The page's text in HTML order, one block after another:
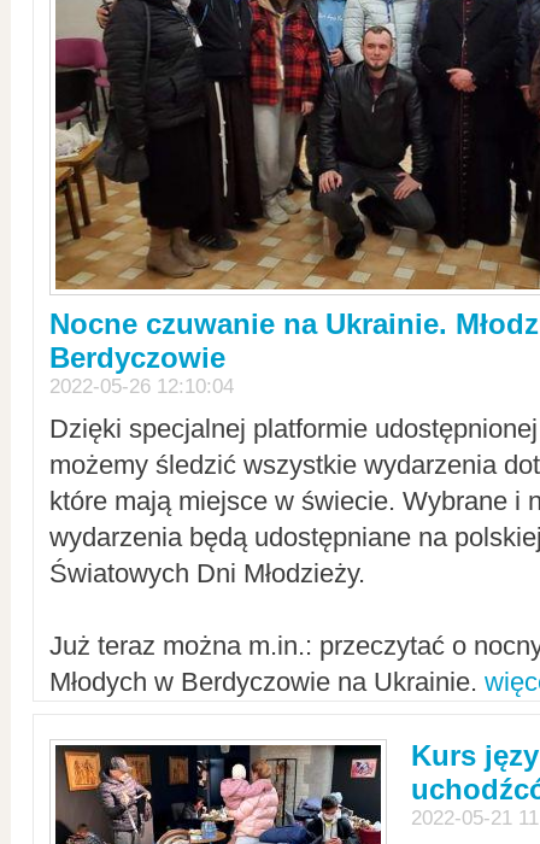
Nocne czuwanie na Ukrainie.
Berdyczowie
2022-05-26 12:10:04
Dzięki specjalnej platformie
możemy śledzić wszystkie wydarzenia
które mają miejsce w świecie. Wybrane i
wydarzenia będą udostępniane na
Światowych Dni Młodzieży.
Już teraz można m.in.: przeczytać o
Młodych w Berdyczowie na Ukrainie.
Kurs
2022-05-21